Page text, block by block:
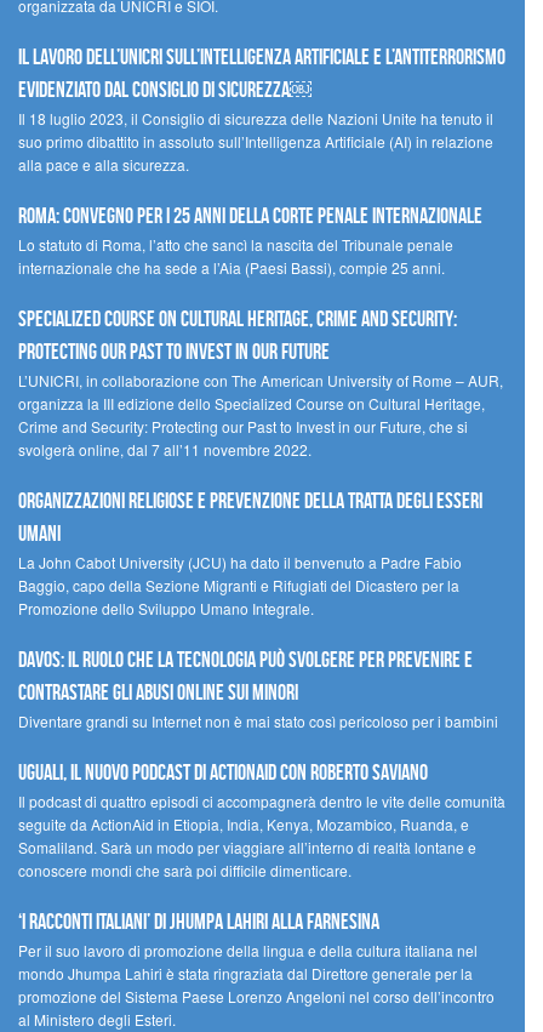
organizzata da UNICRI e SIOI.
Il lavoro dell’UNICRI sull’intelligenza artificiale e l’antiterrorismo
evidenziato dal Consiglio di Sicurezza￼
Il 18 luglio 2023, il Consiglio di sicurezza delle Nazioni Unite ha tenuto il
suo primo dibattito in assoluto sull’Intelligenza Artificiale (AI) in relazione
alla pace e alla sicurezza.
Roma: convegno per i 25 anni della Corte penale internazionale
Lo statuto di Roma, l’atto che sancì la nascita del Tribunale penale
internazionale che ha sede a l’Aia (Paesi Bassi), compie 25 anni.
Specialized Course on Cultural Heritage, Crime and Security:
Protecting our Past to Invest in our Future
L’UNICRI, in collaborazione con The American University of Rome – AUR,
organizza la III edizione dello Specialized Course on Cultural Heritage,
Crime and Security: Protecting our Past to Invest in our Future, che si
svolgerà online, dal 7 all’11 novembre 2022.
Organizzazioni religiose e prevenzione della tratta degli esseri
umani
La John Cabot University (JCU) ha dato il benvenuto a Padre Fabio
Baggio, capo della Sezione Migranti e Rifugiati del Dicastero per la
Promozione dello Sviluppo Umano Integrale.
Davos: il ruolo che la tecnologia può svolgere per prevenire e
contrastare gli abusi online sui minori
Diventare grandi su Internet non è mai stato così pericoloso per i bambini
UGUALI, il nuovo podcast di ACTIONAID con Roberto Saviano
Il podcast di quattro episodi ci accompagnerà dentro le vite delle comunità
seguite da ActionAid in Etiopia, India, Kenya, Mozambico, Ruanda, e
Somaliland. Sarà un modo per viaggiare all’interno di realtà lontane e
conoscere mondi che sarà poi difficile dimenticare.
‘I racconti italiani’ di Jhumpa Lahiri alla Farnesina
Per il suo lavoro di promozione della lingua e della cultura italiana nel
mondo Jhumpa Lahiri è stata ringraziata dal Direttore generale per la
promozione del Sistema Paese Lorenzo Angeloni nel corso dell’incontro
al Ministero degli Esteri.